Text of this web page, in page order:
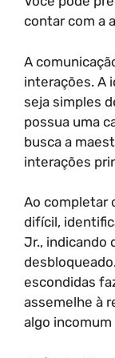
contar com a
A
interações. A
seja simples
possua uma
busca a
interações
Ao completar
difícil,
Jr., indicando
escondidas
assemelhe à
algo